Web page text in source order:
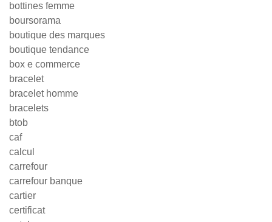
bottines femme
boursorama
boutique des marques
boutique tendance
box e commerce
bracelet
bracelet homme
bracelets
btob
caf
calcul
carrefour
carrefour banque
cartier
certificat